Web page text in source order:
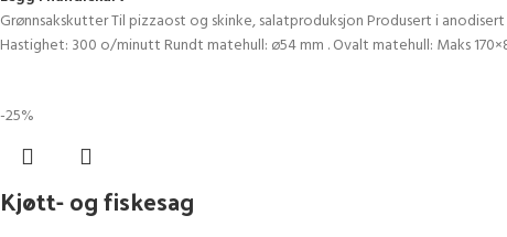
Grønnsakskutter Til pizzaost og skinke, salatproduksjon Produsert i
Hastighet: 300 o/minutt Rundt matehull: ø54 mm . Ovalt matehull: Maks
-25%
Kjøtt- og fiskesag